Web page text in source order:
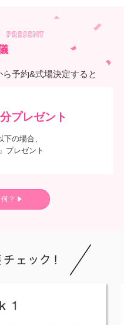
ら予約&式場決定すると
プレゼント
の場合、
プレゼント
？